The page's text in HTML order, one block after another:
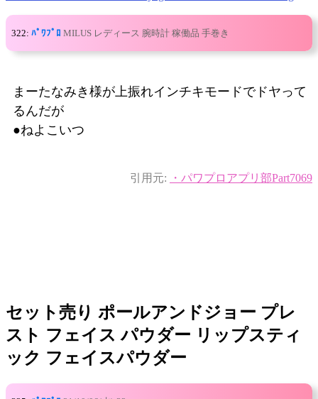
322: ﾊﾟﾜﾌﾟﾛ MILUS レディース 腕時計 稼働品 手巻き
まーたなみき様が上振れインチキモードでドヤって
るんだが
●ねよこいつ
引用元: ・パワプロアプリ部Part7069
セット売り ポールアンドジョー プレ
スト フェイス パウダー リップスティ
ック フェイスパウダー